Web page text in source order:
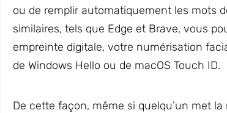
ou de remplir automatiquement les mots
similaires, tels que Edge et Brave, vous
empreinte digitale, votre numérisation
de Windows Hello ou de macOS Touch ID.
De cette façon, même si quelqu’un met